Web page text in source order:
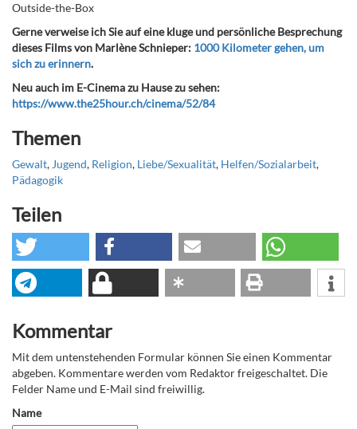
Outside-the-Box
Gerne verweise ich Sie auf eine kluge und persönliche Besprechung
dieses Films von Marlène Schnieper: 1000 Kilometer gehen, um
sich zu erinnern.
Neu auch im E-Cinema zu Hause zu sehen:
https://www.the25hour.ch/cinema/52/84
Themen
Gewalt, Jugend, Religion, Liebe/Sexualität, Helfen/Sozialarbeit,
Pädagogik
Teilen
Kommentar
Mit dem untenstehenden Formular können Sie einen Kommentar
abgeben. Kommentare werden vom Redaktor freigeschaltet. Die
Felder Name und E-Mail sind freiwillig.
Name